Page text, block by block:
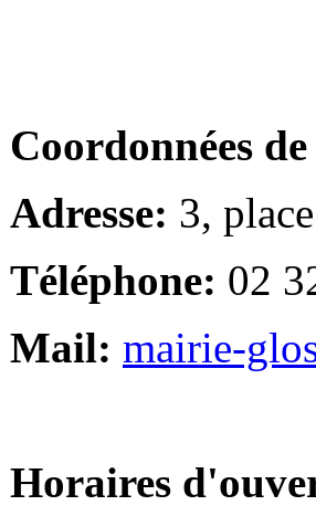
Coordonnées
Adresse: 3,
Téléphone: 02
Mail: mairie-
Horaires